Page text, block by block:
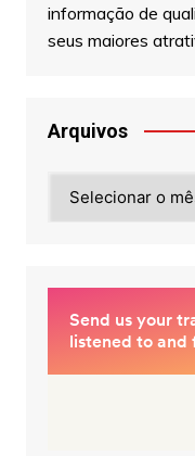
informação de
seus maiores
Arquivos